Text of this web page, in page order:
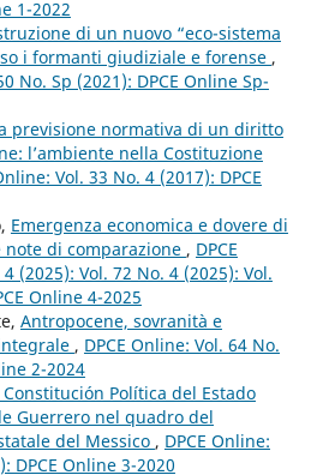
1-2022
di un nuovo “eco-sistema
i formanti giudiziale e forense ,
No. Sp (2021): DPCE Online Sp-
previsione normativa di un diritto
l’ambiente nella Costituzione
Vol. 33 No. 4 (2017): DPCE
Emergenza economica e dovere di
di comparazione , DPCE
(2025): Vol. 72 No. 4 (2025): Vol.
Online 4-2025
Antropocene, sovranità e
, DPCE Online: Vol. 64 No.
2-2024
Constitución Política del Estado
Guerrero nel quadro del
del Messico , DPCE Online:
DPCE Online 3-2020